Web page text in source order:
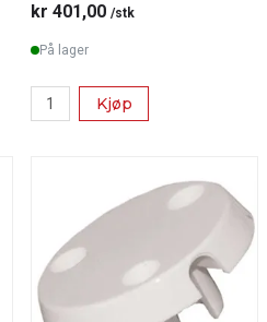
kr 401,00 /stk
På lager
Kjøp